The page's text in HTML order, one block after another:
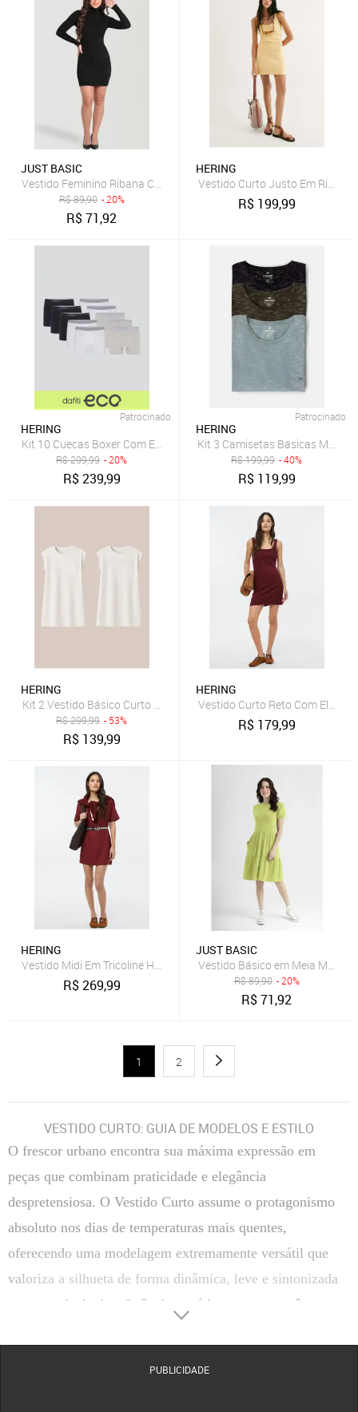
JUST BASIC
Vestido Feminino Ribana Canelada Just Basic Preto
R$89,90 - 20%
R$71,92
HERING
Vestido Curto Justo Em Ribana
R$ 199,99
Patrocinado
HERING
Kit 10 Cuecas Boxer Com Elástico Personalizado
R$299,99 - 20%
R$239,99
Patrocinado
HERING
Kit 3 Camisetas Básicas
R$199,99 - 40%
R$ 119,99
HERING
Kit 2 Vestido Básico Curto Texturizado Com Bolso
R$299,99 - 53%
R$ 139,99
HERING
Vestido Curto Reto Com
R$ 179,99
HERING
Vestido Midi Em Tricoline Hering
R$269,99
JUST BASIC
Vestido Básico em Meia Malha
R$89,90 - 20%
R$71,92
1 2
VESTIDO CURTO: GUIA DE MODELOS E ESTILO
O frescor urbano encontra sua máxima expressão em
peças que combinam praticidade e elegância
despretensiosa. O Vestido Curto assume o protagonismo
absoluto nos dias de temperaturas mais quentes,
oferecendo uma modelagem extremamente versátil que
valoriza a silhueta de forma dinâmica, leve e sintonizada
com as principais referências estéticas contemporâneas.
PUBLICIDADE